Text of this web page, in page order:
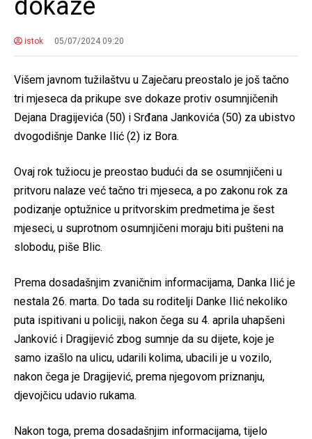
dokaze
istok 05/07/2024 09:20
Višem javnom tužilaštvu u Zaječaru preostalo je još tačno
tri mjeseca da prikupe sve dokaze protiv osumnjičenih
Dejana Dragijevića (50) i Srđana Jankovića (50) za ubistvo
dvogodišnje Danke Ilić (2) iz Bora.
Ovaj rok tužiocu je preostao budući da se osumnjičeni u
pritvoru nalaze već tačno tri mjeseca, a po zakonu rok za
podizanje optužnice u pritvorskim predmetima je šest
mjeseci, u suprotnom osumnjičeni moraju biti pušteni na
slobodu, piše Blic.
Prema dosadašnjim zvaničnim informacijama, Danka Ilić je
nestala 26. marta. Do tada su roditelji Danke Ilić nekoliko
puta ispitivani u policiji, nakon čega su 4. aprila uhapšeni
Janković i Dragijević zbog sumnje da su dijete, koje je
samo izašlo na ulicu, udarili kolima, ubacili je u vozilo,
nakon čega je Dragijević, prema njegovom priznanju,
djevojčicu udavio rukama.
Nakon toga, prema dosadašnjim informacijama, tijelo